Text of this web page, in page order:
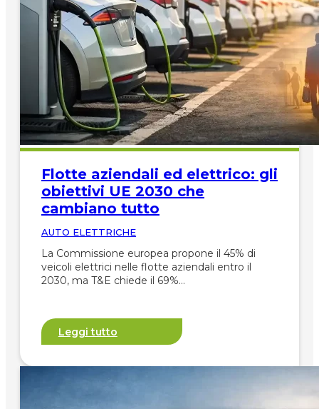
Flotte aziendali ed elettrico: gli
obiettivi UE 2030 che
cambiano tutto
AUTO ELETTRICHE
La Commissione europea propone il 45% di
veicoli elettrici nelle flotte aziendali entro il
2030, ma T&E chiede il 69%…
Leggi tutto